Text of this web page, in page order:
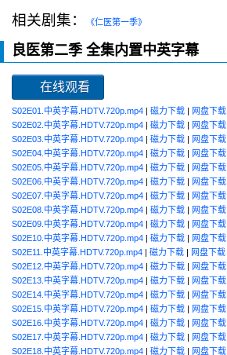
相关剧集： 《仁医第一季》
良医第二季 全集内置中英字幕
在线观看
S02E01.中英字幕.HDTV.720p.mp4 | 磁力下载 | 网盘下载
S02E02.中英字幕.HDTV.720p.mp4 | 磁力下载 | 网盘下载
S02E03.中英字幕.HDTV.720p.mp4 | 磁力下载 | 网盘下载
S02E04.中英字幕.HDTV.720p.mp4 | 磁力下载 | 网盘下载
S02E05.中英字幕.HDTV.720p.mp4 | 磁力下载 | 网盘下载
S02E06.中英字幕.HDTV.720p.mp4 | 磁力下载 | 网盘下载
S02E07.中英字幕.HDTV.720p.mp4 | 磁力下载 | 网盘下载
S02E08.中英字幕.HDTV.720p.mp4 | 磁力下载 | 网盘下载
S02E09.中英字幕.HDTV.720p.mp4 | 磁力下载 | 网盘下载
S02E10.中英字幕.HDTV.720p.mp4 | 磁力下载 | 网盘下载
S02E11.中英字幕.HDTV.720p.mp4 | 磁力下载 | 网盘下载
S02E12.中英字幕.HDTV.720p.mp4 | 磁力下载 | 网盘下载
S02E13.中英字幕.HDTV.720p.mp4 | 磁力下载 | 网盘下载
S02E14.中英字幕.HDTV.720p.mp4 | 磁力下载 | 网盘下载
S02E15.中英字幕.HDTV.720p.mp4 | 磁力下载 | 网盘下载
S02E16.中英字幕.HDTV.720p.mp4 | 磁力下载 | 网盘下载
S02E17.中英字幕.HDTV.720p.mp4 | 磁力下载 | 网盘下载
S02E18.中英字幕.HDTV.720p.mp4 | 磁力下载 | 网盘下载